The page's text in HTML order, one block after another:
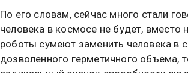
По его словам, сейчас много стали
человека в космосе не будет, вместо
роботы сумеют заменить человека в
дозволенного герметичного объема,